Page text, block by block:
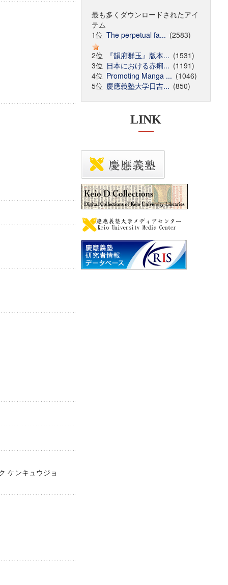
ケンキュウジョ
最も多くダウンロードされたアイ
テム
1位 The perpetual fa... (2583)
2位
『韻府群玉』版本... (1531)
3位 日本における赤痢... (1191)
4位 Promoting Manga ... (1046)
5位 慶應義塾大学日吉... (850)
LINK